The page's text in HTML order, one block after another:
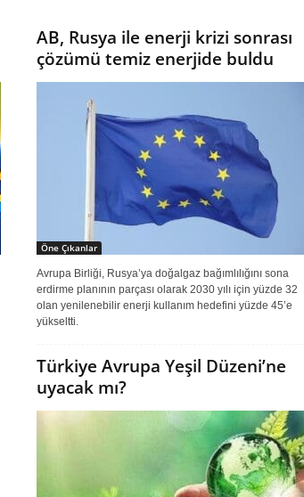
AB, Rusya ile enerji krizi sonrası
çözümü temiz enerjide buldu
Öne Çıkanlar
Avrupa Birliği, Rusya’ya doğalgaz bağımlılığını sona
erdirme planının parçası olarak 2030 yılı için yüzde 32
olan yenilenebilir enerji kullanım hedefini yüzde 45’e
yükseltti.
Türkiye Avrupa Yeşil Düzeni’ne
uyacak mı?